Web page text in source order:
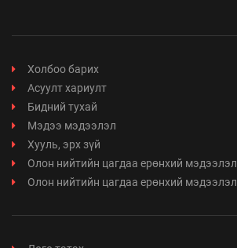
Холбоо барих
Асуулт хариулт
Бидний тухай
Мэдээ мэдээлэл
Хууль, эрх зүй
Олон нийтийн цагдаа ерөнхий мэдээлэл
Олон нийтийн цагдаа ерөнхий мэдээлэл